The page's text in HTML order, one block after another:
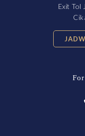
Exit Tol